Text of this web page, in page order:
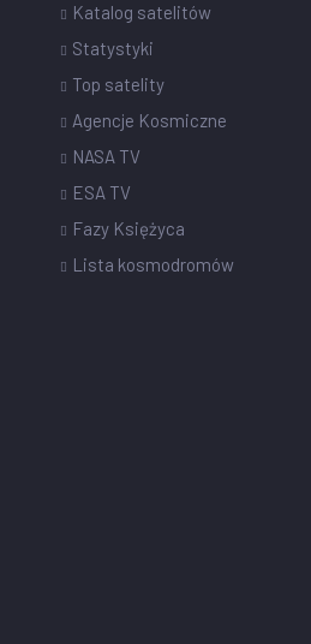
Katalog satelitów
Statystyki
Top satelity
Agencje Kosmiczne
NASA TV
ESA TV
Fazy Księżyca
Lista kosmodromów